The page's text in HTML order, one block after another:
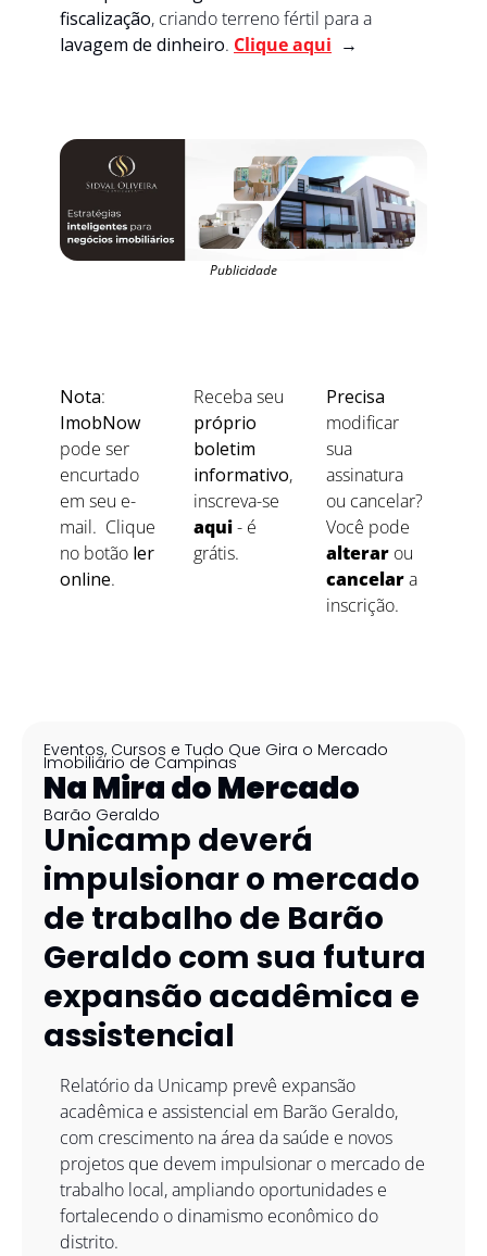
fiscalização
lavagem de dinheiro. Clique aqui →
Publicidade
Nota
ImobNow
pode ser
encurtado
em seu e-
mail.  Clique
no botão ler
online.
próprio
boletim
informativo,
aqui - é
grátis.
Precisa
modificar
sua
assinatura
ou cancelar?
alterar
cancelar a
inscrição.
Eventos, Cursos e Tudo Que Gira o Mercado
Imobiliário de Campinas
Na Mira do Mercado
Barão Geraldo
Unicamp deverá
impulsionar o mercado
de trabalho de Barão
Geraldo com sua futura
expansão acadêmica e
assistencial
Relatório da Unicamp prevê expansão
acadêmica e assistencial em Barão Geraldo,
com crescimento na área da saúde e novos
projetos que devem impulsionar o mercado de
trabalho local, ampliando oportunidades e
fortalecendo o dinamismo econômico do
distrito.